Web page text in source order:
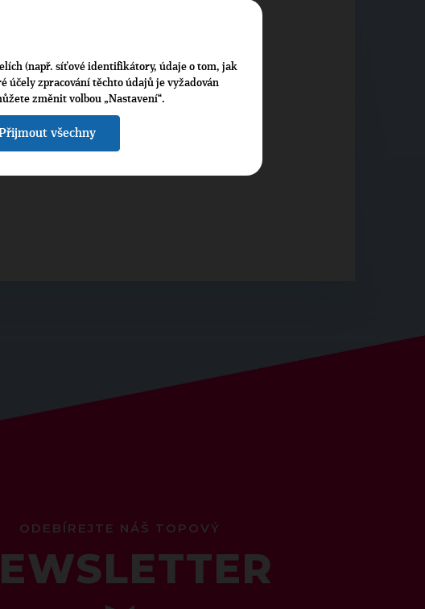
09 PRAHA 6
ODEBÍREJTE NÁŠ TOPOVÝ
(např. síťové identifikátory, údaje o tom, jak
účely zpracování těchto údajů je vyžadován
změnit volbou „Nastavení“.
všechny